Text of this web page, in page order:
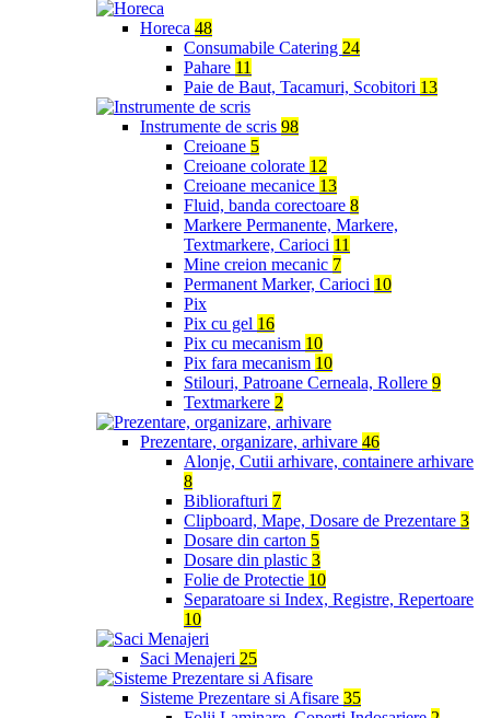
Horeca 48
Consumabile Catering 24
Pahare 11
Paie de Baut, Tacamuri, Scobitori 13
Instrumente de scris 98
Creioane 5
Creioane colorate 12
Creioane mecanice 13
Fluid, banda corectoare 8
Markere Permanente, Markere,
Textmarkere, Carioci 11
Mine creion mecanic 7
Permanent Marker, Carioci 10
Pix
Pix cu gel 16
Pix cu mecanism 10
Pix fara mecanism 10
Stilouri, Patroane Cerneala, Rollere 9
Textmarkere 2
Prezentare, organizare, arhivare 46
Alonje, Cutii arhivare, containere arhivare
8
Bibliorafturi 7
Clipboard, Mape, Dosare de Prezentare 3
Dosare din carton 5
Dosare din plastic 3
Folie de Protectie 10
Separatoare si Index, Registre, Repertoare
10
Saci Menajeri 25
Sisteme Prezentare si Afisare 35